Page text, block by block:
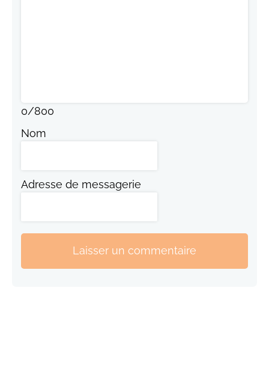
0/800
Nom
Adresse de messagerie
Laisser un commentaire